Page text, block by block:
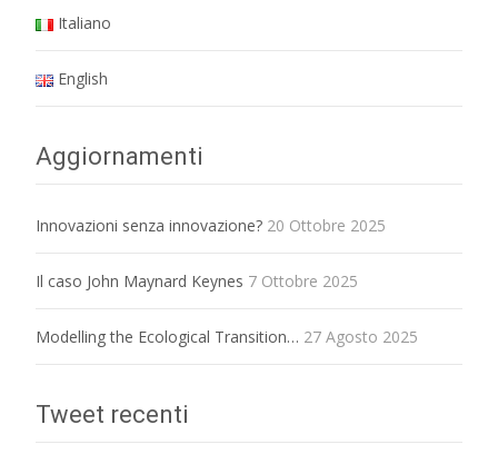
Italiano
English
Aggiornamenti
Innovazioni senza innovazione? 20 Ottobre 2025
Il caso John Maynard Keynes 7 Ottobre 2025
Modelling the Ecological Transition… 27 Agosto 2025
Tweet recenti